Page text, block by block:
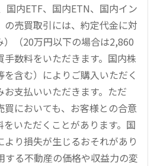
国内ETF、国内ETN、国内イン
の売買取引には、約定代金に対
）（20万円以下の場合は2,860
数料をいただきます。国内株
含む）によりご購入いただく
支払いいただきます。ただ
買においても、お客様との合意
いただくことがあります。国
り損失が生じるおそれがあり
する不動産の価格や収益力の変